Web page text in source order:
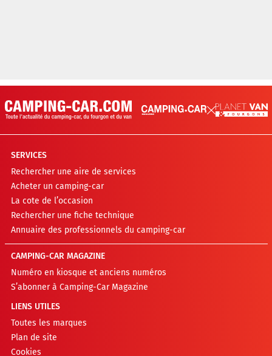
SERVICES
Rechercher une aire de services
Acheter un camping-car
La cote de l’occasion
Rechercher une fiche technique
Annuaire des professionnels du camping-car
CAMPING-CAR MAGAZINE
Numéro en kiosque et anciens numéros
S’abonner à Camping-Car Magazine
LIENS UTILES
Toutes les marques
Plan de site
Cookies